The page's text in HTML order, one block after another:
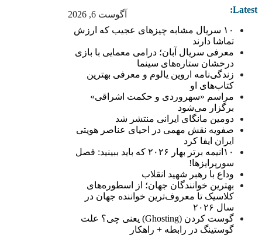
آگوست 6, 2026 Latest:
۱۰ سریال مشابه چیزهای عجیب که ارزش
تماشا دارند
معرفی سریال آبان؛ درامی معمایی با بازی
درخشان ستاره‌های سینما
زندگی‌نامه اروین یالوم و معرفی بهترین
کتاب‌های او
مراسم «سهروردی و حکمت اشراقی»
برگزار می‌شود
دومین مانگای ایرانی منتشر شد
صفویه نقش مهمی در احیای عناصر هویتی
ایران ایفا کرد
۱۰انیمه برتر بهار ۲۰۲۶ که باید ببینید: فصل
سورپرایزها!
وداع با رهبر شهید انقلاب
بهترین خوانندگان جهان؛ از اسطوره‌های
کلاسیک تا معروف‌ترین خواننده جهان در
سال ۲۰۲۶
گوست کردن (Ghosting) یعنی چی؟ علت
گوستینگ در رابطه + راهکار